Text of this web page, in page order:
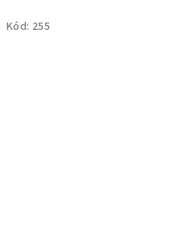
Kód: 255